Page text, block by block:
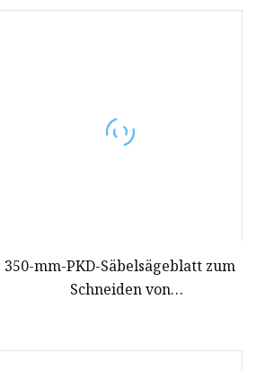
350-mm-PKD-Säbelsägeblatt zum
Schneiden von